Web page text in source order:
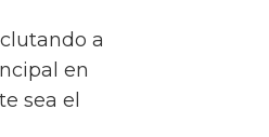
a
en
sea el